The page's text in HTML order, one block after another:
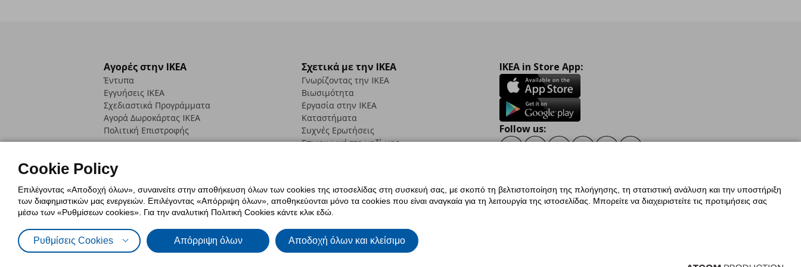
Αγορές στην IKEA
Έντυπα
Εγγυήσεις IKEA
Σχεδιαστικά Προγράμματα
Αγορά Δωρoκάρτας IKEA
Πολιτική Επιστροφής
Σχετικά με την IKEA
Γνωρίζοντας την IKEA
Βιωσιμότητα
Εργασία στην IKEA
Καταστήματα
Συχνές Ερωτήσεις
Επικοινωνήστε μαζί μας
IKEA in Store App:
Follow us:
Πολιτική Cookies Δήλωση ψηφιακής προσβασιμότητας
Γενική Πολιτική Προσωπικών Δεδομένων
Cookie Policy
Επιλέγοντας «Αποδοχή όλων», συναινείτε στην αποθήκευση όλων των cookies της ιστοσελίδας στη συσκευή σας, με σκοπό τη βελτιστοποίηση της πλοήγησης, τη στατιστική ανάλυση και την υποστήριξη
των διαφημιστικών μας ενεργειών. Επιλέγοντας «Απόρριψη όλων», αποθηκεύονται μόνο τα cookies που είναι αναγκαία για τη λειτουργία της ιστοσελίδας. Μπορείτε να διαχειριστείτε τις προτιμήσεις σας
μέσω των «Ρυθμίσεων cookies». Για την αναλυτική Πολιτική Cookies κάντε κλικ εδώ.
Ρυθμίσεις Cookies Απόρριψη όλων Αποδοχή όλων και κλείσιμο